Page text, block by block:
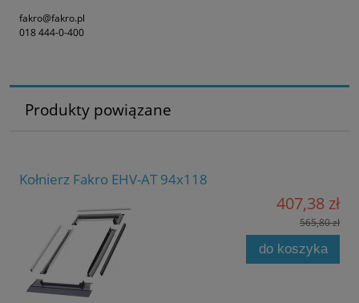
fakro@fakro.pl
018 444-0-400
Produkty powiązane
Kołnierz Fakro EHV-AT 94x118
407,38 zł
565,80 zł
do koszyka